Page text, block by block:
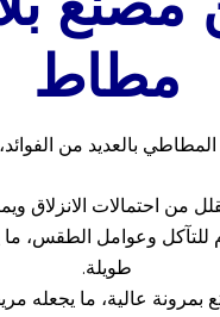
مطاط
المطاطي بالعديد من
من احتمالات الانزلاق
للتآكل وعوامل الطقس، ما
طويلة.
بمرونة عالية، ما يجعله